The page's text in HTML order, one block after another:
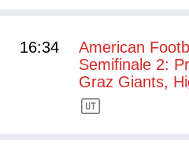
16:34
American
Semifinale 2:
Graz Giants,